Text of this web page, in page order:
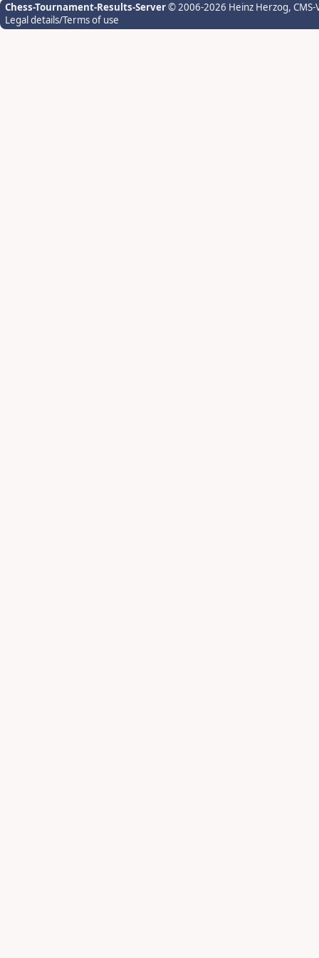
Chess-Tournament-Results-Server© 2006-2026 Heinz Herzog,
Legal details/Terms of use